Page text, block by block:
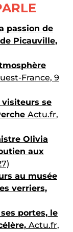
passion de
Picauville,
France, 9
visiteurs se
Actu.fr,
Olivia
aux
au musée
verriers,
portes, le
Actu.fr,